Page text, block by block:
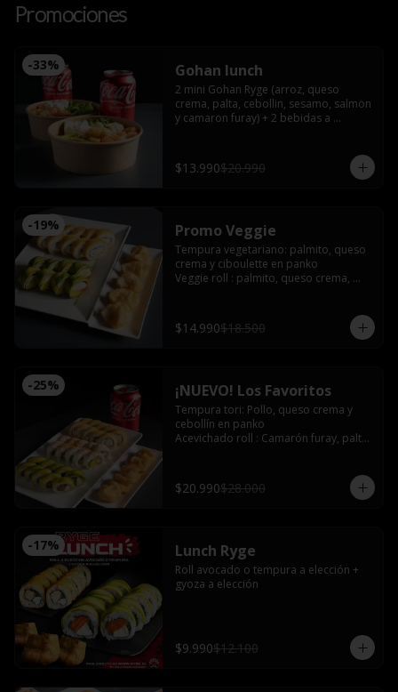
Promociones
-33% Gohan lunch
2 mini Gohan Ryge (arroz, queso
crema, palta, cebollin, sesamo, salmon
y camaron furay) + 2 bebidas a
$13.990$20.990
-19% Promo Veggie
Tempura vegetariano: palmito, queso
crema y ciboulette en panko
Veggie roll : palmito, queso crema,
Gyozas de champiñón queso
$14.990$18.500
-25% ¡NUEVO! Los Favoritos
Tempura tori: Pollo, queso crema y
cebollín en panko
Acevichado roll : Camarón furay, palta,
Avocado sake : Salmón, queso crema y
ciboulette envuelto en palta
$20.990$28.000
-17% Lunch Ryge
Roll avocado o tempura a elección +
gyoza a elección
$9.990$12.100